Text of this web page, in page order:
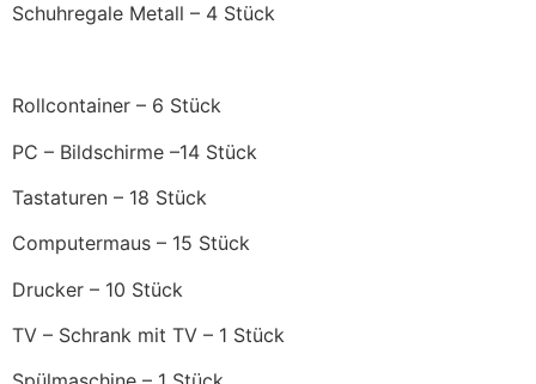
Schuhregale Metall – 4 Stück
Rollcontainer – 6 Stück
PC – Bildschirme –14 Stück
Tastaturen – 18 Stück
Computermaus – 15 Stück
Drucker – 10 Stück
TV – Schrank mit TV – 1 Stück